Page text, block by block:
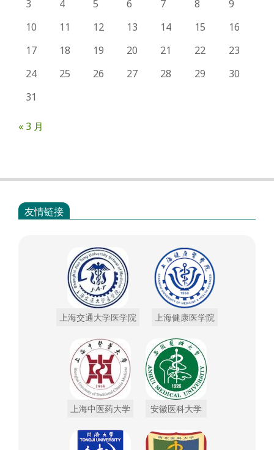
3 4 5 6 7 8
9
10
11 12 13 14 15
16
17
18 19 20 21 22
23
24
25 26 27 28 29
30
31
« 3 月
友情链接
上海交通大学医学院 上海健康医学院
上海中医药大学 安徽医科大学